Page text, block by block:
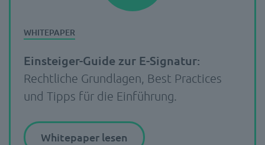
Einsteiger-Guide zur E-Signatur:
Rechtliche Grundlagen, Best Practices
und Tipps für die Einführung.
Whitepaper lesen